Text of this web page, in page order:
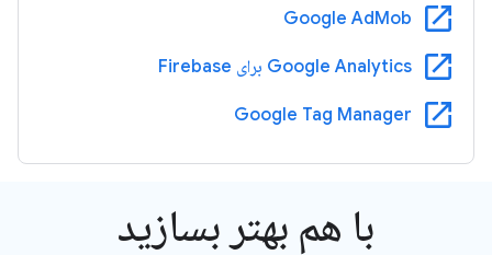
open_in_new
Google AdMob
open_in_new Google Analytics برای Firebase
open_in_new
Google Tag Manager
با هم بهتر بسازید